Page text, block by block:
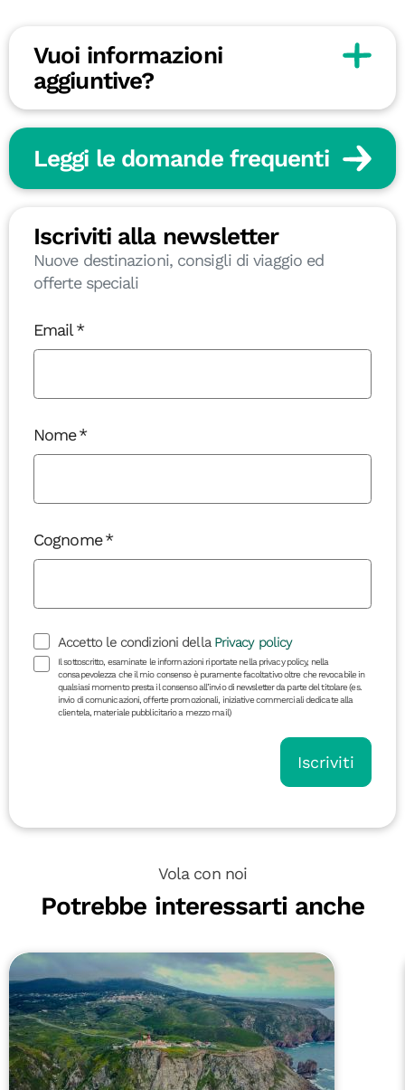
Vuoi informazioni
aggiuntive?
Leggi le domande frequenti
Iscriviti alla newsletter
Nuove destinazioni, consigli di viaggio ed
offerte speciali
Email
Nome
Cognome
Accetto le condizioni della Privacy policy
Il sottoscritto, esaminate le informazioni riportate nella privacy policy, nella
consapevolezza che il mio consenso è puramente facoltativo oltre che revocabile in
qualsiasi momento presta il consenso all’invio di newsletter da parte del titolare (es.
invio di comunicazioni, offerte promozionali, iniziative commerciali dedicate alla
clientela, materiale pubblicitario a mezzo mail)
Iscriviti
Vola con noi
Potrebbe interessarti anche